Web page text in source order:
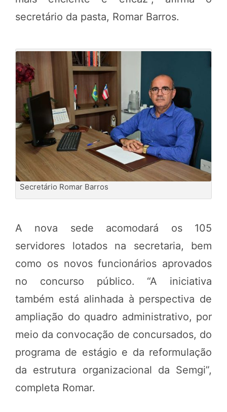
secretário da pasta, Romar Barros.
Secretário Romar Barros
A nova sede acomodará os 105
servidores lotados na secretaria, bem
como os novos funcionários aprovados
no concurso público. “A iniciativa
também está alinhada à perspectiva de
ampliação do quadro administrativo, por
meio da convocação de concursados, do
programa de estágio e da reformulação
da estrutura organizacional da Semgi”,
completa Romar.